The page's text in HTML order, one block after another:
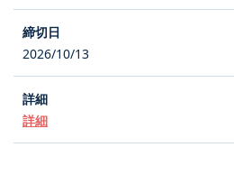
2026/10/13
詳細